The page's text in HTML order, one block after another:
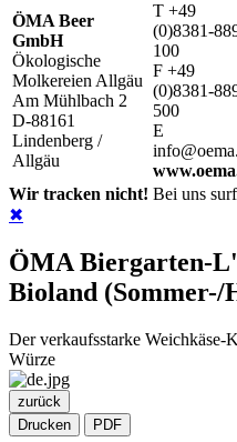
ÖMA Beer
GmbH
Ökologische
Molkereien Allgäu
Am Mühlbach 2
D-88161
Lindenberg /
Allgäu
T +49
(0)8381-
100
F +49
(0)8381-
500
E
Wir tracken nicht! Bei uns
✖
ÖMA Biergarten-
Bioland (Sommer-/
Der verkaufsstarke Weichkäse-
Würze
zurück
Drucken
PDF